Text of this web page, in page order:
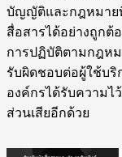
บัญญัติและกฎหมาย
สื่อสารได้อย่างถูกต้
การปฏิบัติตามกฎหม
รับผิดชอบต่อผู้ใช้บริ
องค์กรได้รับความไ
ส่วนเสียอีกด้วย